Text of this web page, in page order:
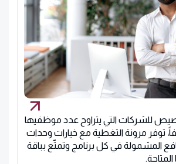
للشركات التي يتراوح عدد موظفيها
150 موظفاً، توفر مرونة التغطية مع خيارات وحدات
المشمولة في كل برنامج وتمتّع بباقة